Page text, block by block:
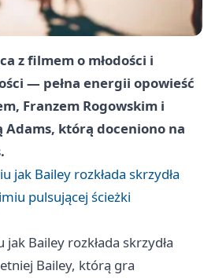
z filmem o młodości i
— pełna energii opowieść
Franzem Rogowskim i
którą doceniono na
jak Bailey rozkłada skrzydła
pulsującej ścieżki
Bailey rozkłada skrzydła
Bailey, którą gra